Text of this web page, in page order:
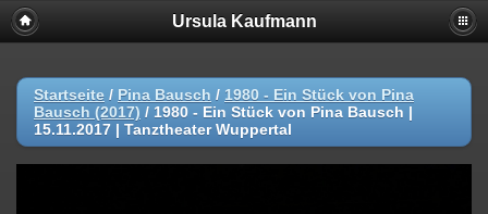
Ursula Kaufmann
Startseite / Pina Bausch / 1980 - Ein Stück von Pina
Bausch (2017) / 1980 - Ein Stück von Pina Bausch |
15.11.2017 | Tanztheater Wuppertal